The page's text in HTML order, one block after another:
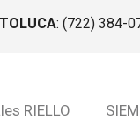
TOLUCA: (722) 384-
RIELLO